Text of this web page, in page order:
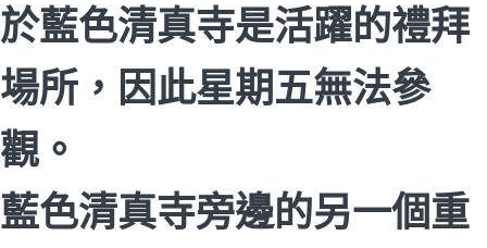
於藍色清真寺是活躍的禮拜
場所，因此星期五無法參
觀。
藍色清真寺旁邊的另一個重